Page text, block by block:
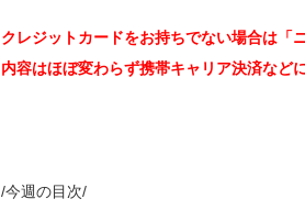
クレジットカードをお持ちでない場合は「
内容はほぼ変わらず携帯キャリア決済など
/今週の目次/